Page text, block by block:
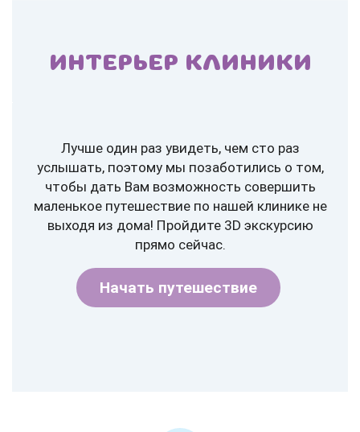
ИНТЕРЬЕР КЛИНИКИ
Лучше один раз увидеть, чем сто раз
услышать, поэтому мы позаботились о том,
чтобы дать Вам возможность совершить
маленькое путешествие по нашей клинике не
выходя из дома! Пройдите 3D экскурсию
прямо сейчас.
Начать путешествие